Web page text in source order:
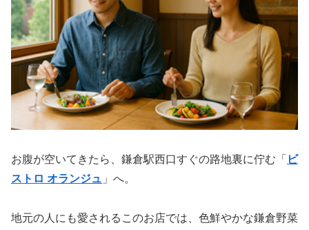
お腹が空いてきたら、鎌倉駅西口すぐの路地裏に佇む「 ビ
ストロ オランジュ 」へ。
地元の人にも愛されるこのお店では、色鮮やかな鎌倉野菜